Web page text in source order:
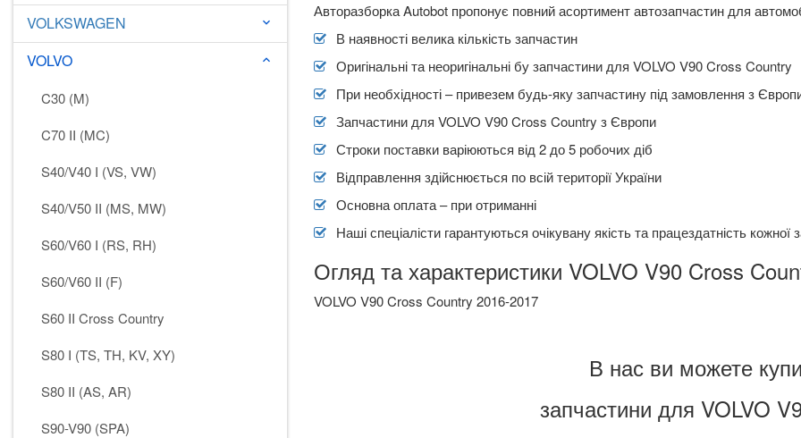
VOLKSWAGEN keyboard_arrow_down
VOLVO keyboard_arrow_down
C30 (M)
C70 II (MC)
S40/V40 I (VS, VW)
S40/V50 II (MS, MW)
S60/V60 I (RS, RH)
S60/V60 II (F)
S60 II Cross Country
S80 I (TS, TH, KV, XY)
S80 II (AS, AR)
S90-V90 (SPA)
Авторазборка Autobot пропонує повний асортимент автозапчастин для
В наявності велика кількість запчастин
Оригінальні та неоригінальні бу запчастини для VOLVO V90 Cross Country
При необхідності – привезем будь-яку запчастину під замовлення з
Запчастини для VOLVO V90 Cross Country з Європи
Строки поставки варіюються від 2 до 5 робочих діб
Відправлення здійснюється по всій території України
Основна оплата – при отриманні
Наші спеціалісти гарантуються очікувану якість та працездатність кожної
Огляд та характеристики VOLVO V90 Cross
VOLVO V90 Cross Country 2016-2017
В нас ви можете
запчастини для VOLVO